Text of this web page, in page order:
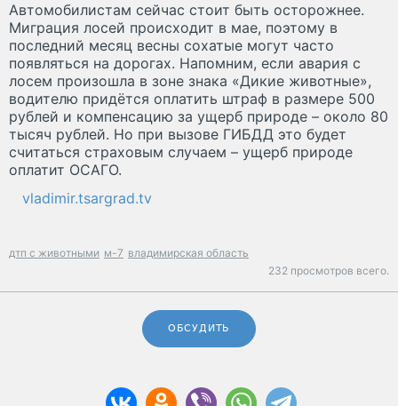
Автомобилистам сейчас стоит быть осторожнее.
Миграция лосей происходит в мае, поэтому в
последний месяц весны сохатые могут часто
появляться на дорогах. Напомним, если авария с
лосем произошла в зоне знака «Дикие животные»,
водителю придётся оплатить штраф в размере 500
рублей и компенсацию за ущерб природе – около 80
тысяч рублей. Но при вызове ГИБДД это будет
считаться страховым случаем – ущерб природе
оплатит ОСАГО.
vladimir.tsargrad.tv
дтп с животными м-7 владимирская область
232 просмотров всего.
ОБСУДИТЬ